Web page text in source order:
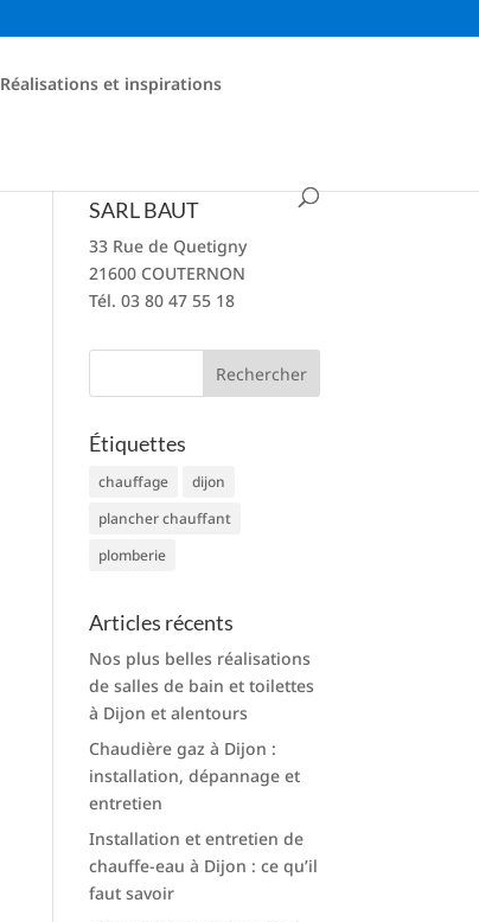
Réalisations et inspirations
SARL BAUT
33 Rue de Quetigny
21600 COUTERNON
Tél. 03 80 47 55 18
Étiquettes
chauffage
dijon
plancher chauffant
plomberie
Articles récents
Nos plus belles réalisations
de salles de bain et toilettes
à Dijon et alentours
Chaudière gaz à Dijon :
installation, dépannage et
entretien
Installation et entretien de
chauffe-eau à Dijon : ce qu’il
faut savoir